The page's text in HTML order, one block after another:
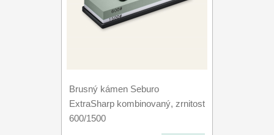
Brusný kámen Seburo
ExtraSharp kombinovaný, zrnitost
600/1500